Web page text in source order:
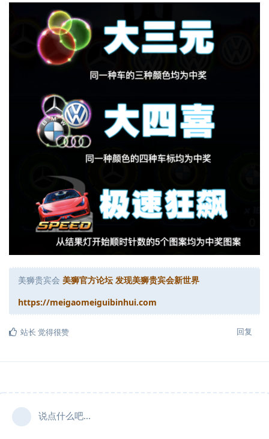
美狮贵宾会 美狮官方论坛 发现美狮贵宾会新世界
https://meigaomeiguibinhui.com
回复
站长 觉得很赞
说点什么吧...